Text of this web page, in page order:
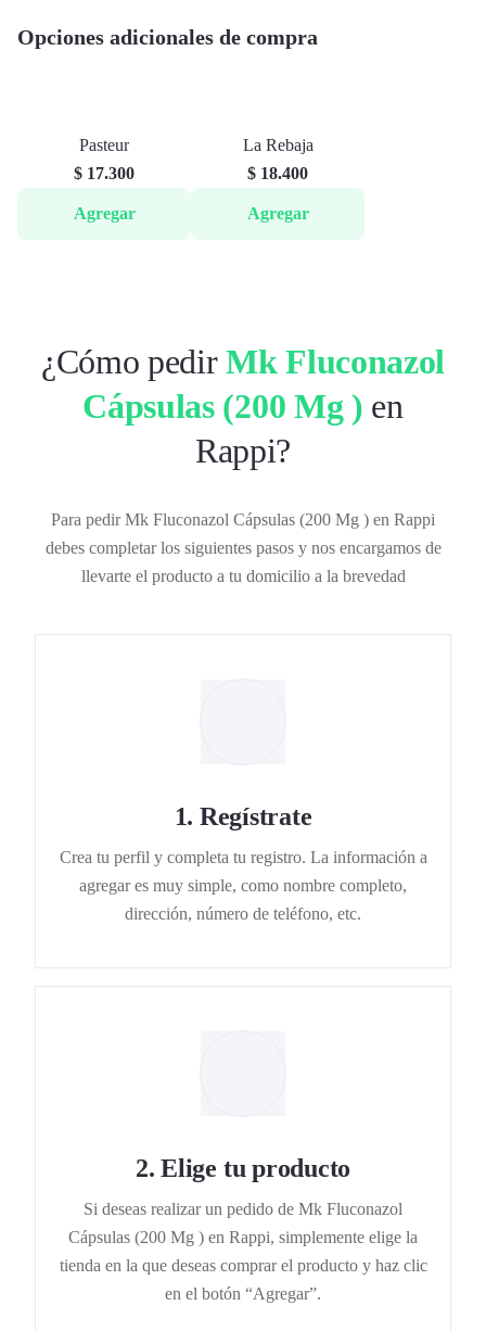
Opciones adicionales de compra
Pasteur
$ 17.300
Agregar
La Rebaja
$ 18.400
Agregar
¿Cómo pedirMk Fluconazol
Cápsulas (200 Mg ) en
Rappi?
Para pedir Mk Fluconazol Cápsulas (200 Mg ) en Rappi
debes completar los siguientes pasos y nos encargamos de
llevarte el producto a tu domicilio a la brevedad
1. Regístrate
Crea tu perfil y completa tu registro. La información a
agregar es muy simple, como nombre completo,
dirección, número de teléfono, etc.
2.Elige tu producto
Si deseas realizar un pedido de Mk Fluconazol
Cápsulas (200 Mg ) en Rappi, simplemente elige la
tienda en la que deseas comprar el producto y haz clic
en el botón “Agregar”.